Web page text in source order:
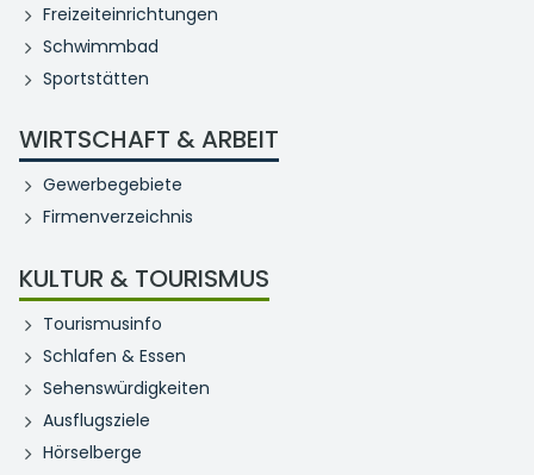
Freizeiteinrichtungen
Schwimmbad
Sportstätten
WIRTSCHAFT & ARBEIT
Gewerbegebiete
Firmenverzeichnis
KULTUR & TOURISMUS
Tourismusinfo
Schlafen & Essen
Sehenswürdigkeiten
Ausflugsziele
Hörselberge